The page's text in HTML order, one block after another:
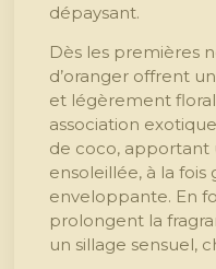
dépaysant.
Dès les premières
d’oranger offrent
et légèrement
association
de coco,
ensoleillée, à la
enveloppante. En
prolongent la
un sillage sensuel,